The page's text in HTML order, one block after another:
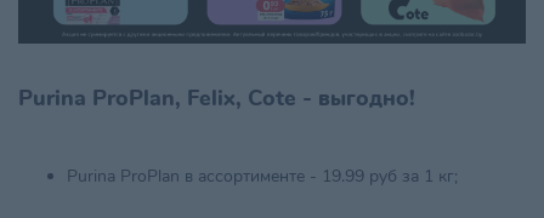
Purina ProPlan, Felix, Cote - выгодно!
Purina ProPlan в ассортименте - 19.99 руб за 1 кг;